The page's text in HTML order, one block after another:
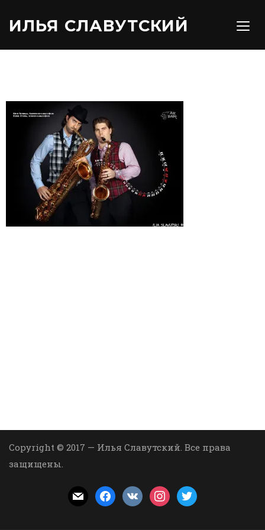
ИЛЬЯ СЛАВУТСКИЙ
Copyright © 2017 — Илья Славутский. Все права
защищены.
mail facebookvkontakteinstagram
twitter